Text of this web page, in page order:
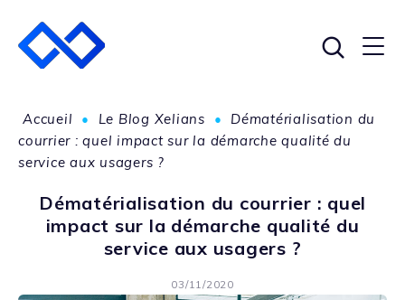
Accueil • Le Blog Xelians •
Dématérialisation du
courrier : quel impact sur la démarche qualité du
service aux usagers ?
Dématérialisation du courrier : quel
impact sur la démarche qualité du
service aux usagers ?
03/11/2020